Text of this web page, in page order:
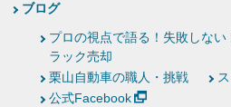
ブログ
プロの視点で語る！失敗しな
ラック売却
栗山自動車の職人・挑戦
公式Facebook